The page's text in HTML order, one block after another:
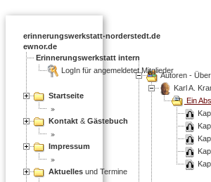
Autoren -
Karl A.
Ein
erinnerungswerkstatt-norderstedt.de
ewnor.de
Erinnerungswerkstatt intern
LogIn für angemeldetet Mitglieder
Startseite
Kontakt & Gästebuch
Impressum
Aktuelles und Termine